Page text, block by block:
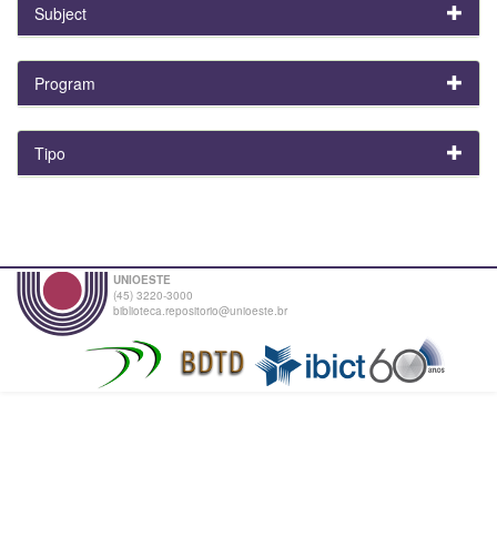
Subject
Program
Tipo
UNIOESTE
(45) 3220-3000
biblioteca.repositorio@unioeste.br